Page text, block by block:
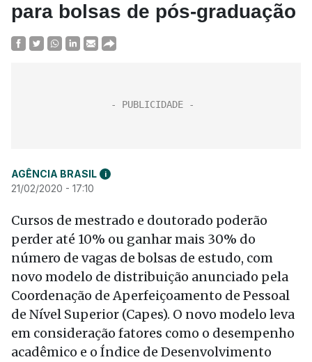
para bolsas de pós-graduação
AGÊNCIA BRASIL i
21/02/2020 - 17:10
Cursos de mestrado e doutorado poderão
perder até 10% ou ganhar mais 30% do
número de vagas de bolsas de estudo, com
novo modelo de distribuição anunciado pela
Coordenação de Aperfeiçoamento de Pessoal
de Nível Superior (Capes). O novo modelo leva
em consideração fatores como o desempenho
acadêmico e o Índice de Desenvolvimento